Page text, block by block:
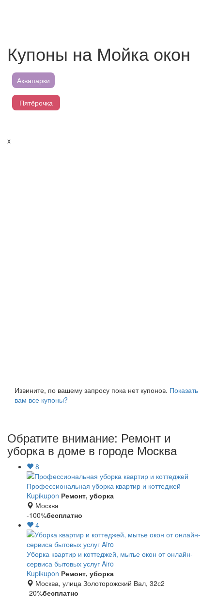
Купоны на Мойка окон
Аквапарки
Пятёрочка
x
Извините, по вашему запросу пока нет купонов. Показать
вам все купоны?
Обратите внимание: Ремонт и
уборка в доме в городе Москва
8
Профессиональная уборка квартир и коттеджей
Kupikupon Ремонт, уборка
Москва
-100%бесплатно
4
Уборка квартир и коттеджей, мытье окон от онлайн-
сервиса бытовых услуг Airo
Kupikupon Ремонт, уборка
Москва, улица Золоторожский Вал, 32с2
-20%бесплатно